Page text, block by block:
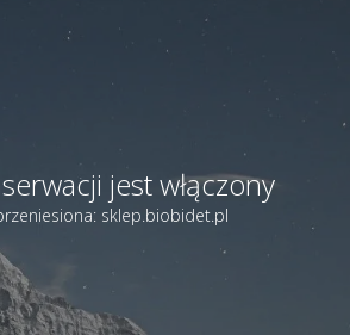
jest włączony
sklep.biobidet.pl